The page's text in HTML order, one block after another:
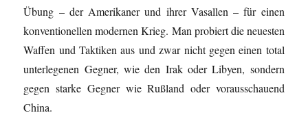
Übung – der Amerikaner und ihrer Vasallen – für einen
konventionellen modernen Krieg. Man probiert die neuesten
Waffen und Taktiken aus und zwar nicht gegen einen total
unterlegenen Gegner, wie den Irak oder Libyen, sondern
gegen starke Gegner wie Rußland oder vorausschauend
China.